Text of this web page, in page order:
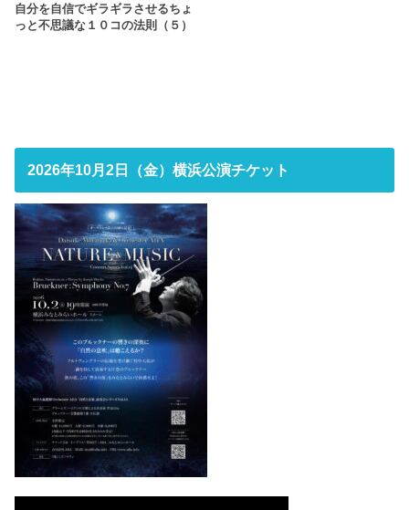
自分を自信でギラギラさせるちょ
っと不思議な１０コの法則（５）
2026年10月2日（金）横浜公演チケット